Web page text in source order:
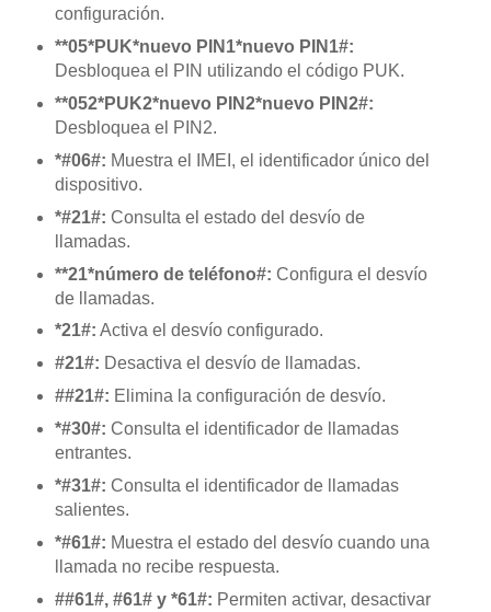
configuración.
**05*PUK*nuevo PIN1*nuevo PIN1#:
Desbloquea el PIN utilizando el código PUK.
**052*PUK2*nuevo PIN2*nuevo PIN2#:
Desbloquea el PIN2.
*#06#: Muestra el IMEI, el identificador único del
dispositivo.
*#21#: Consulta el estado del desvío de
llamadas.
**21*número de teléfono#: Configura el desvío
de llamadas.
*21#: Activa el desvío configurado.
#21#: Desactiva el desvío de llamadas.
##21#: Elimina la configuración de desvío.
*#30#: Consulta el identificador de llamadas
entrantes.
*#31#: Consulta el identificador de llamadas
salientes.
*#61#: Muestra el estado del desvío cuando una
llamada no recibe respuesta.
##61#, #61# y *61#: Permiten activar, desactivar